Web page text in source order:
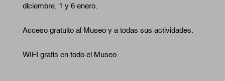
diciembre, 1 y 6 enero.
Acceso gratuito al Museo y a todas sus actividades.
WIFI gratis en todo el Museo.